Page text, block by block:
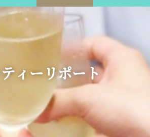
ィーリポート